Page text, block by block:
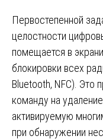
Первостепенной
целостности
помещается в
блокировки всех
Bluetooth, NFC). Это
команду на
активируемую
при обнаружении